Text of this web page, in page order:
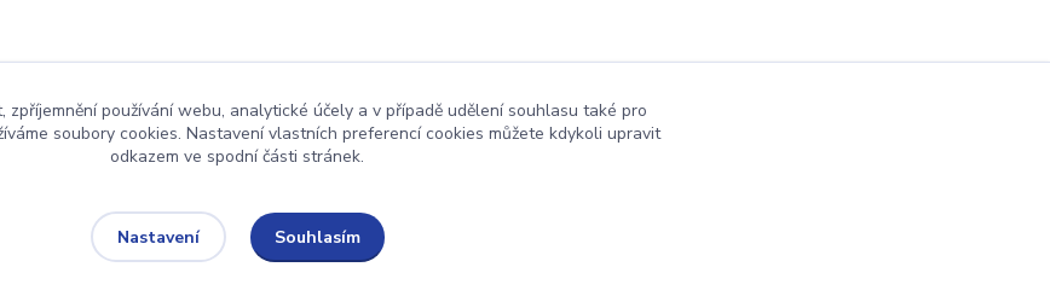
Upravit sběr cookies.
zpříjemnění používání webu, analytické účely a v případě udělení souhlasu také pro
soubory cookies. Nastavení vlastních preferencí cookies můžete kdykoli upravit
odkazem ve spodní části stránek.
Nastavení Souhlasím